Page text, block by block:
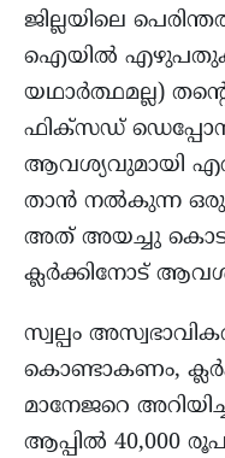
ജില്ലയിലെ
ഐയിൽ
യഥാർത്ഥമല്ല)
ഫിക്സഡ്
ആവശ്യവുമായി
താൻ നൽകുന്ന ഒരു
അത് അയച്ചു
ക്ലർക്കിനോട്
സ്വല്പം
കൊണ്ടാകണം,
മാനേജറെ
ആപ്പിൽ 40,000